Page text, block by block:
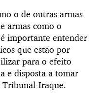
o de outras armas
armas como o
importante entender
que estão por
para o efeito
e disposta a tomar
Tribunal-Iraque.